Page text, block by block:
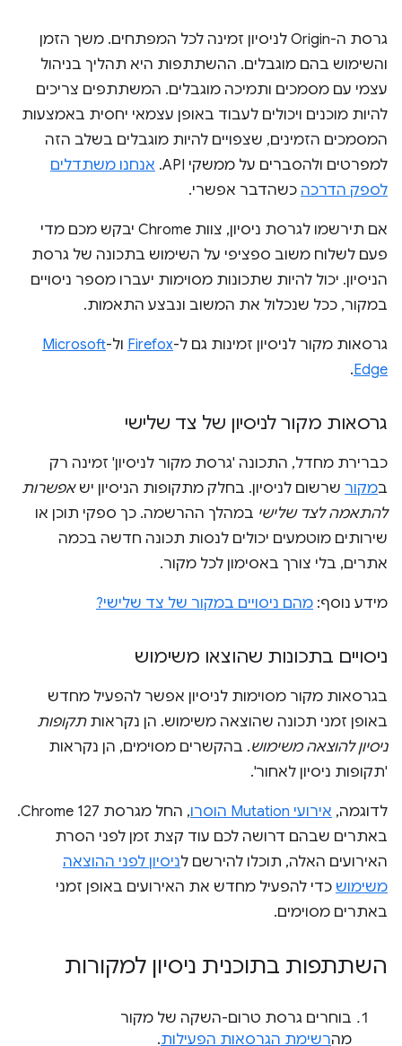
גרסת ה-Origin לניסיון זמינה לכל המפתחים. משך הזמן
והשימוש בהם מוגבלים. ההשתתפות היא תהליך בניהול
עצמי עם מסמכים ותמיכה מוגבלים. המשתתפים צריכים
להיות מוכנים ויכולים לעבוד באופן עצמאי יחסית באמצעות
המסמכים הזמינים, שצפויים להיות מוגבלים בשלב הזה
למפרטים ולהסברים על ממשקי API.
אנחנו משתדלים
לספק הדרכה כשהדבר אפשרי.
אם תירשמו לגרסת ניסיון, צוות Chrome יבקש מכם מדי
פעם לשלוח משוב ספציפי על השימוש בתכונה של גרסת
הניסיון. יכול להיות שתכונות מסוימות יעברו מספר ניסויים
במקור, ככל שנכלול את המשוב ונבצע התאמות.
גרסאות מקור לניסיון זמינות גם ל-Firefox ול-Microsoft
Edge
.
גרסאות מקור לניסיון של צד שלישי
כברירת מחדל, התכונה 'גרסת מקור לניסיון' זמינה רק
במקור שרשום לניסיון. בחלק מתקופות הניסיון ישאפשרות
להתאמה לצד שלישי במהלך ההרשמה. כך ספקי תוכן או
שירותים מוטמעים יכולים לנסות תכונה חדשה בכמה
אתרים, בלי צורך באסימון לכל מקור.
מידע נוסף: מהם ניסויים במקור של צד שלישי?
ניסויים בתכונות שהוצאו משימוש
בגרסאות מקור מסוימות לניסיון אפשר להפעיל מחדש
באופן זמני תכונה שהוצאה משימוש. הן נקראותתקופות
ניסיון להוצאה משימוש. בהקשרים מסוימים, הן נקראות
'תקופות ניסיון לאחור'.
לדוגמה, אירועי Mutation הוסרו
, החל מגרסת Chrome 127.
באתרים שבהם דרושה לכם עוד קצת זמן לפני הסרת
האירועים האלה, תוכלו להירשם לניסיון לפני ההוצאה
משימוש כדי להפעיל מחדש את האירועים באופן זמני
באתרים מסוימים.
השתתפות בתוכנית ניסיון למקורות
בוחרים גרסת טרום-השקה של מקור
מהרשימת הגרסאות הפעילות.